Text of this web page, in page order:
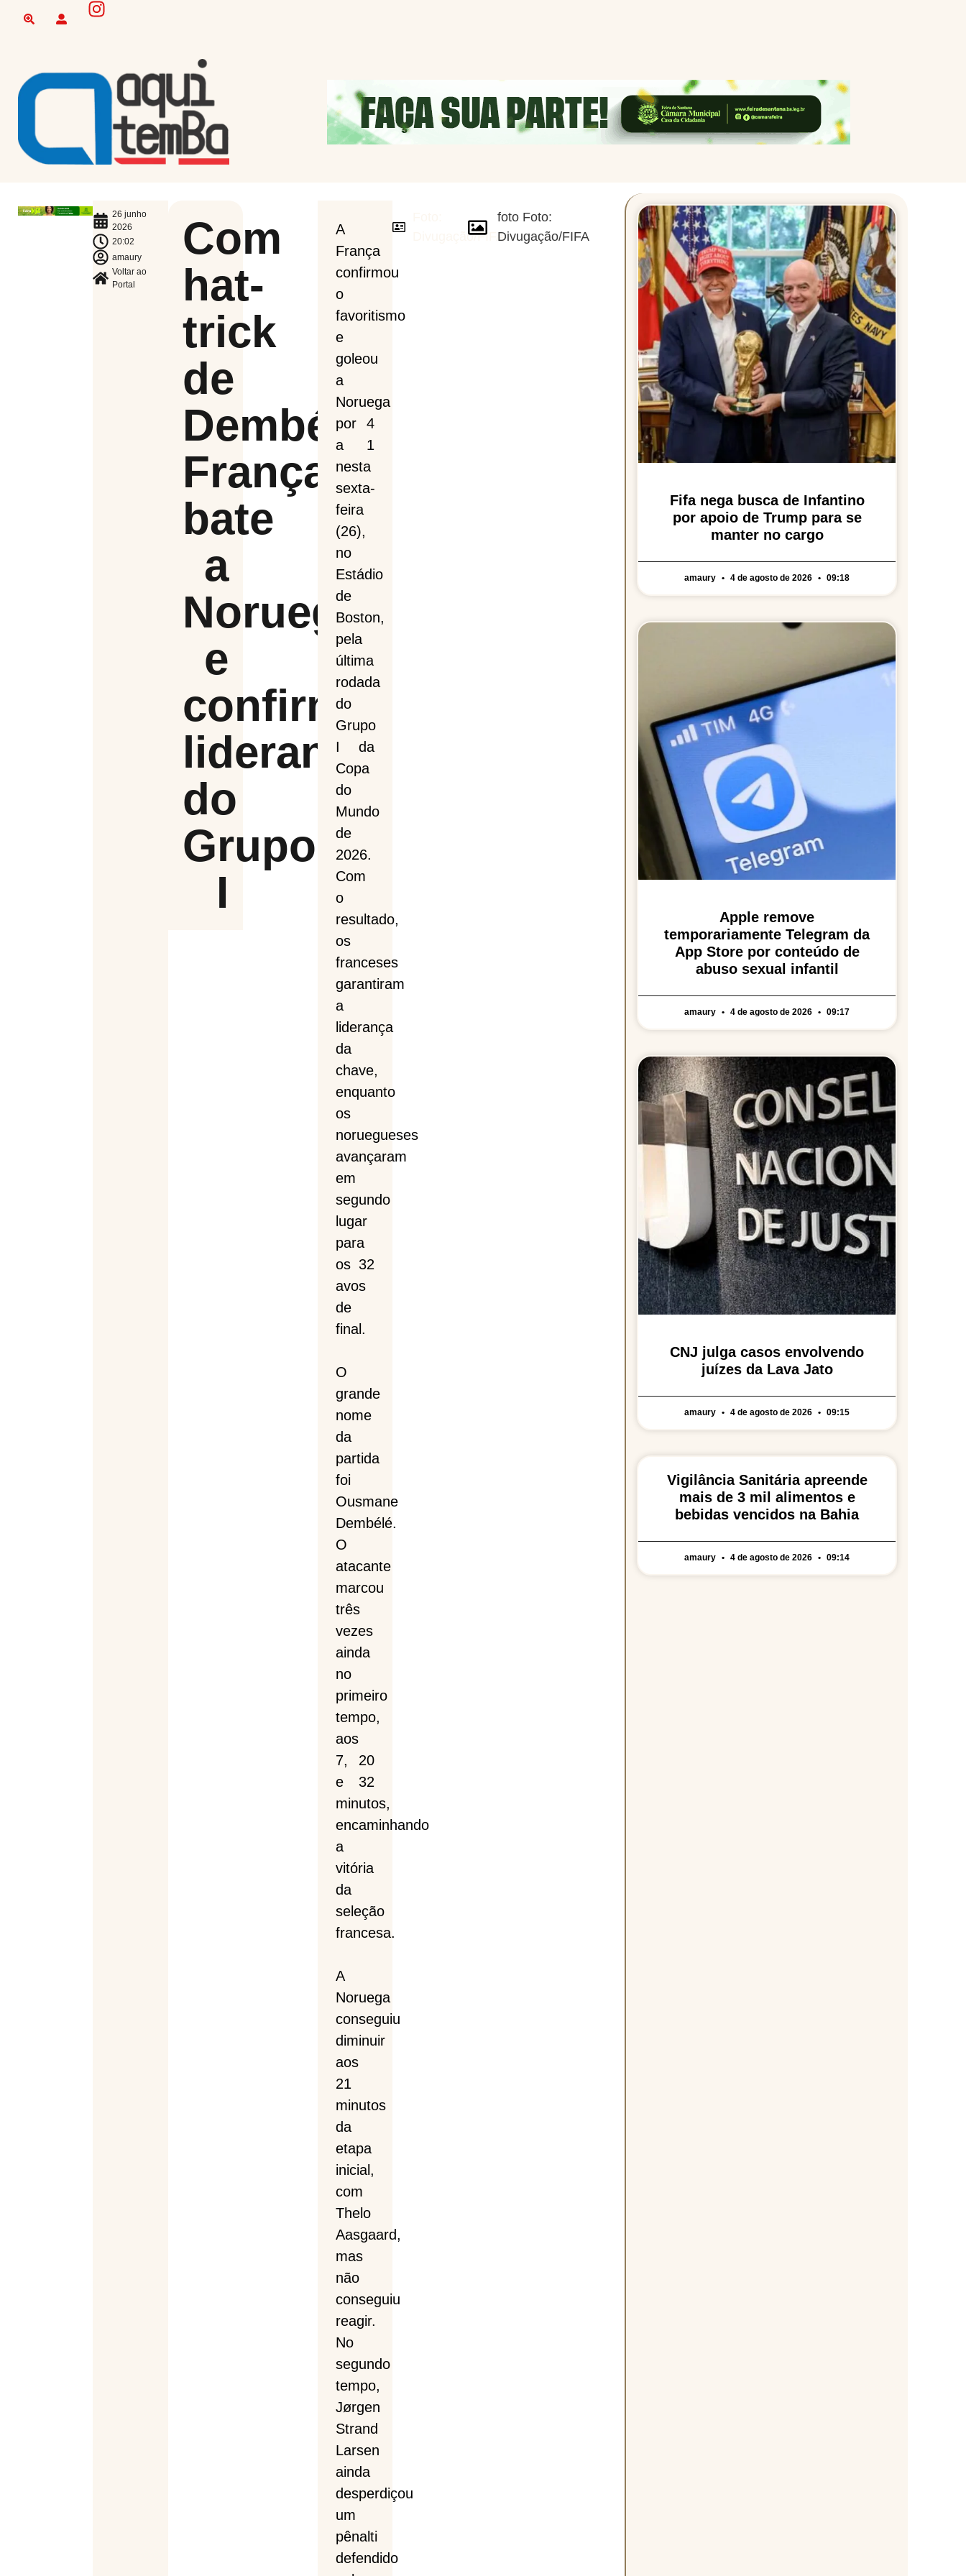
26 junho
2026
20:02
amaury
Voltar ao
Portal
Com
hat-
trick
de
Dembélé,
França
bate
a
Noruega
e
confirma
liderança
do
Grupo
I
A
França
confirmou
o
favoritismo
e
goleou
a
Noruega
por 4
a 1
nesta
sexta-
feira
(26),
no
Estádio
de
Boston,
pela
última
rodada
do
Grupo
I da
Copa
do
Mundo
de
2026.
Com
o
resultado,
os
franceses
garantiram
a
liderança
da
chave,
enquanto
os
noruegueses
avançaram
em
segundo
lugar
para
os 32
avos
de
final.
O
grande
nome
da
partida
foi
Ousmane
Dembélé.
O
atacante
marcou
três
vezes
ainda
no
primeiro
tempo,
aos
7, 20
e 32
minutos,
encaminhando
a
vitória
da
seleção
francesa.
A
Noruega
conseguiu
diminuir
aos
21
minutos
da
etapa
inicial,
com
Thelo
Aasgaard,
mas
não
conseguiu
reagir.
No
segundo
tempo,
Jørgen
Strand
Larsen
ainda
desperdiçou
um
pênalti
defendido
Divugação/FIFA
foto Foto:
Divugação/FIFA
Fifa nega busca de Infantino
por apoio de Trump para se
manter no cargo
amaury 4 de agosto de 2026 09:18
Apple remove
temporariamente Telegram da
App Store por conteúdo de
abuso sexual infantil
amaury 4 de agosto de 2026 09:17
CNJ julga casos envolvendo
juízes da Lava Jato
amaury 4 de agosto de 2026 09:15
Vigilância Sanitária apreende
mais de 3 mil alimentos e
bebidas vencidos na Bahia
amaury 4 de agosto de 2026 09:14